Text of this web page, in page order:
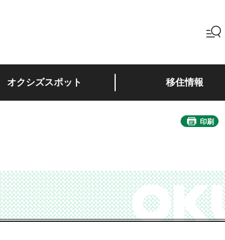
オクシズスポット 移住情報
印刷